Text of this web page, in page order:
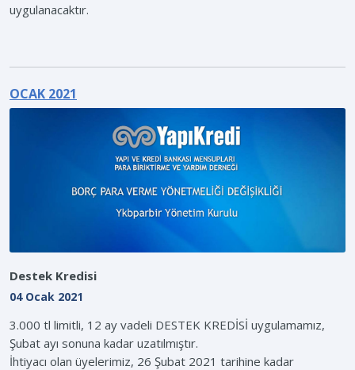
uygulanacaktır.
OCAK 2021
Destek Kredisi
04 Ocak 2021
3.000 tl limitli, 12 ay vadeli DESTEK KREDİSİ uygulamamız,
Şubat ayı sonuna kadar uzatılmıştır.
İhtiyacı olan üyelerimiz, 26 Şubat 2021 tarihine kadar